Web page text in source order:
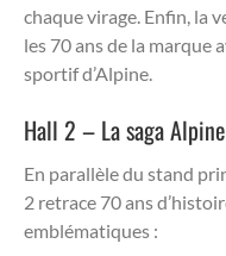
chaque virage. Enfin, la
les 70 ans de la marque
sportif d’Alpine.
Hall 2 – La saga
En parallèle du stand
2 retrace 70 ans
emblématiques :